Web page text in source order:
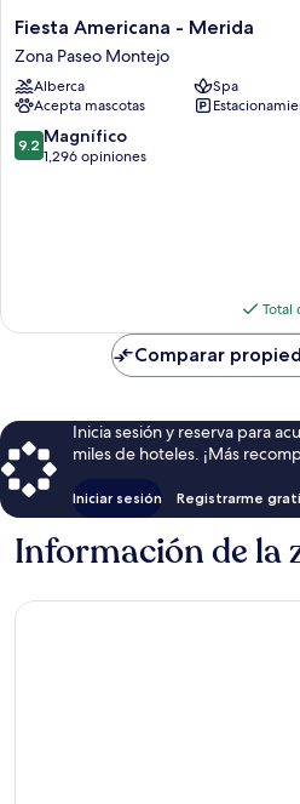
Fiesta
Americana
-
Merida
Zona
Paseo
Montejo
Fiesta Americana - Merida
Zona Paseo Montejo
Alberca
Spa
Acepta mascotas
9.2
de
9.2 Magnífico
1,296 opiniones
Total
Comparar
Inicia sesión y reserva para
miles de hoteles. ¡Más
Iniciar sesión Registrarme
Información de la